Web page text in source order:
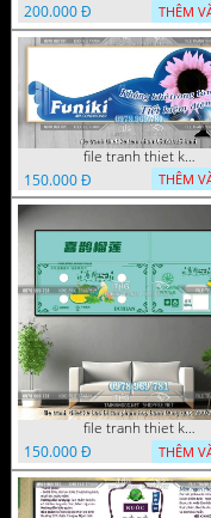
200.000 Đ
THÊM
file tranh thiet ke
150.000 Đ
THÊM
file tranh thiet ke
150.000 Đ
THÊM